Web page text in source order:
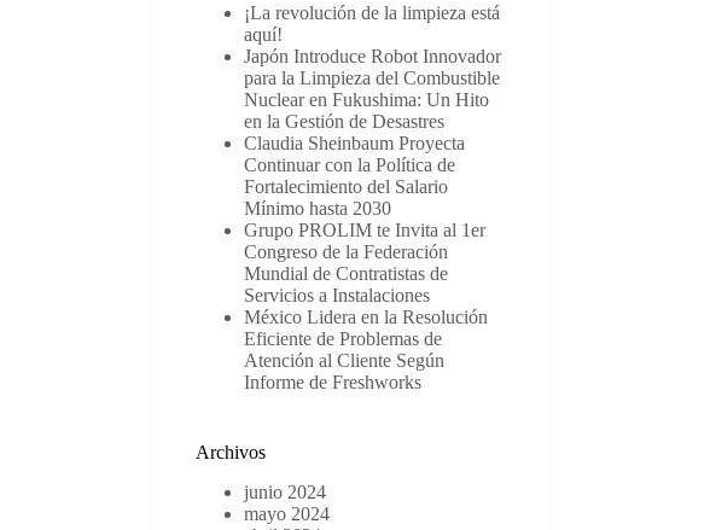
¡La revolución de la limpieza está
aquí!
Japón Introduce Robot Innovador
para la Limpieza del Combustible
Nuclear en Fukushima: Un Hito
en la Gestión de Desastres
Claudia Sheinbaum Proyecta
Continuar con la Política de
Fortalecimiento del Salario
Mínimo hasta 2030
Grupo PROLIM te Invita al 1er
Congreso de la Federación
Mundial de Contratistas de
Servicios a Instalaciones
México Lidera en la Resolución
Eficiente de Problemas de
Atención al Cliente Según
Informe de Freshworks
Archivos
junio 2024
mayo 2024